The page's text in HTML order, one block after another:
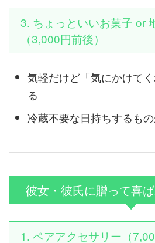
3. ちょっといいお菓子 or
（3,000円前後）
気軽だけど「気にかけて
る
冷蔵不要な日持ちするも
彼女・彼氏に贈って喜
1. ペアアクセサリー（